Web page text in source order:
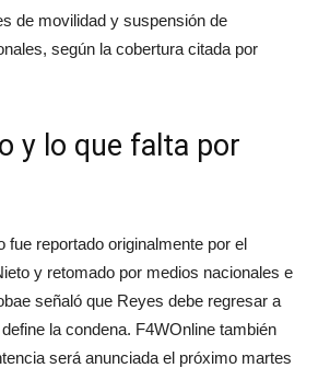
de movilidad y suspensión de
según la cobertura citada por
y lo que falta por
fue reportado originalmente por el
y retomado por medios nacionales e
señaló que Reyes debe regresar a
la condena. F4WOnline también
será anunciada el próximo martes